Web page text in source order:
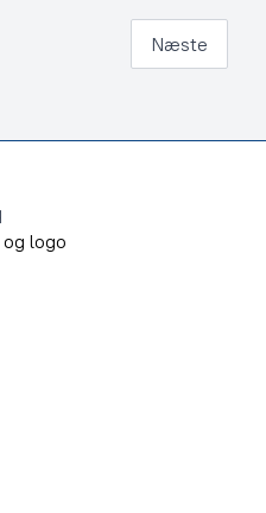
Næste
logo